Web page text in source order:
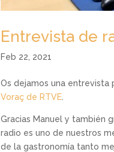
Entrevista de
Feb 22, 2021
Os dejamos una entrevista
Voraç de RTVE
Gracias Manuel y también
radio es uno de nuestros
de la gastronomía tanto